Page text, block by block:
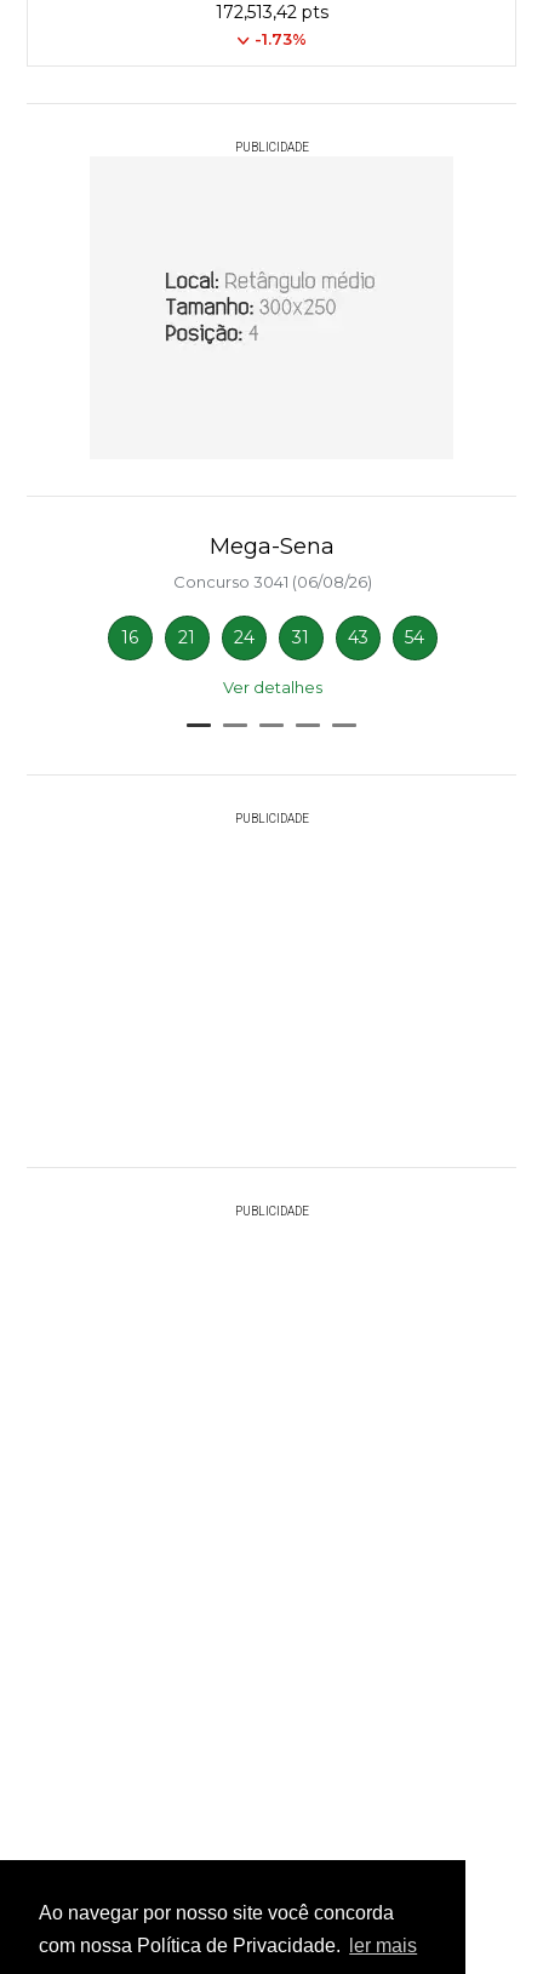
Ao navegar por nosso site você concorda
com nossa Política de Privacidade.
ler mais
172,513,42 pts
-1.73%
PUBLICIDADE
Mega-Sena
Concurso 3041 (06/08/26)
16 21 24 31 43 54
Ver detalhes
PUBLICIDADE
PUBLICIDADE